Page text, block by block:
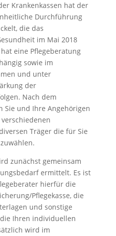
Krankenkassen hat der
Durchführung
die das
im Mai 2018
eine Pflegeberatung
sowie im
und unter
der
Nach dem
Sie und Ihre Angehörigen
Träger die für Sie
zunächst gemeinsam
ermittelt. Es ist
hierfür die
Pflegekasse, die
und sonstige
Ihren individuellen
wird im